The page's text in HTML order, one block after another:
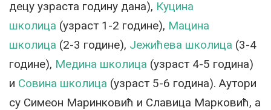
децу узраста годину дана), Куцина
школица (узраст 1-2 године), Мацина
школица (2-3 године), Јежићева школица (3-4
године), Медина школица (узраст 4-5 година)
и Совина школица (узраст 5-6 година). Аутори
су Симеон Маринковић и Славица Марковић, а